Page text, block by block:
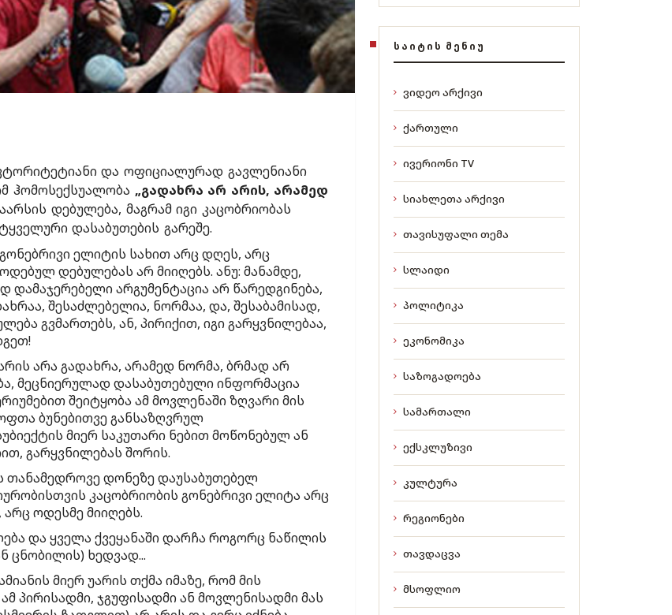
და ოფიციალურად გავლენიანი
ჰომოსექსუალობა „გადახრა არ არის, არამედ
დებულება, მაგრამ იგი კაცობრიობას
დასაბუთების გარეშე.
ელიტის სახით არც დღეს, არც
დებულებას არ მიიღებს. ანუ: მანამდე,
დამაჯერებელი არგუმენტაცია არ წარედგინება,
შესაძლებელია, ნორმაა, და, შესაბამისად,
გვმართებს, ან, პირიქით, იგი გარყვნილებაა,
არა გადახრა, არამედ ნორმა, ბრმად არ
მეცნიერულად დასაბუთებული ინფორმაცია
შეიტყობა ამ მოვლენაში ზღვარი მის
ბუნებითვე განსაზღვრულ
მიერ საკუთარი ნებით მოწონებულ ან
გარყვნილებას შორის.
თანამედროვე დონეზე დაუსაბუთებელ
კაცობრიობის გონებრივი ელიტა არც
ოდესმე მიიღებს.
და ყველა ქვეყანაში დარჩა როგორც ნაწილის
ცნობილის) ხედვად...
მიერ უარის თქმა იმაზე, რომ მის
პირისადმი, ჯგუფისადმი ან მოვლენისადმი მას
ᲡᲐᲘᲢᲘᲡ ᲛᲔᲜᲘᲣ
ვიდეო არქივი
ქართული
ივერიონი TV
სიახლეთა არქივი
თავისუფალი თემა
სლაიდი
პოლიტიკა
ეკონომიკა
საზოგადოება
სამართალი
ექსკლუზივი
კულტურა
რეგიონები
თავდაცვა
მსოფლიო